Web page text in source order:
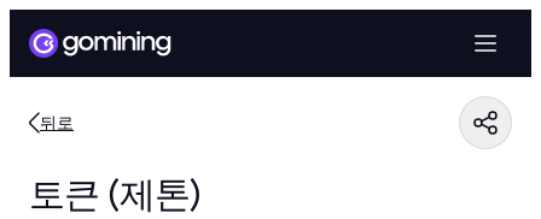
뒤로
토큰 (제톤)